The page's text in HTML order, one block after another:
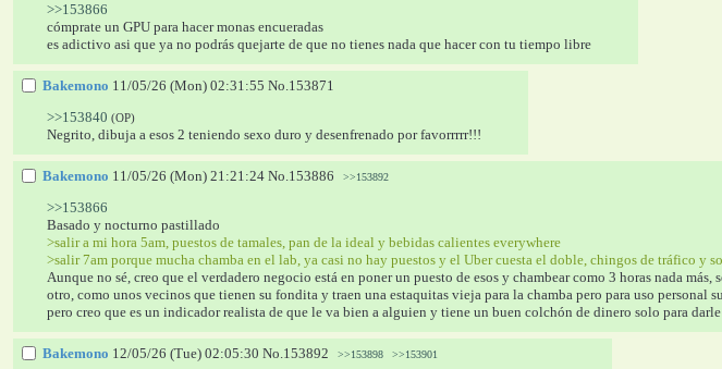
>>153866
cómprate un GPU para hacer monas encueradas
es adictivo asi que ya no podrás quejarte de que no tienes nada que hacer con tu tiempo libre
Bakemono 11/05/26 (Mon) 02:31:55 No.153871
>>153840 (OP)
Negrito, dibuja a esos 2 teniendo sexo duro y desenfrenado por favorrrrr!!!
Bakemono 11/05/26 (Mon) 21:21:24 No.153886 >>153892
>>153866
Basado y nocturno pastillado
>salir a mi hora 5am, puestos de tamales, pan de la ideal y bebidas calientes everywhere
>salir 7am porque mucha chamba en el lab, ya casi no hay puestos y el Uber cuesta el doble, chingos de tráfico y
Aunque no sé, creo que el verdadero negocio está en poner un puesto de esos y chambear como 3 horas nada
otro, como unos vecinos que tienen su fondita y traen una estaquitas vieja para la chamba pero para uso
pero creo que es un indicador realista de que le va bien a alguien y tiene un buen colchón de dinero solo para
Bakemono 12/05/26 (Tue) 02:05:30 No.153892 >>153898 >>153901